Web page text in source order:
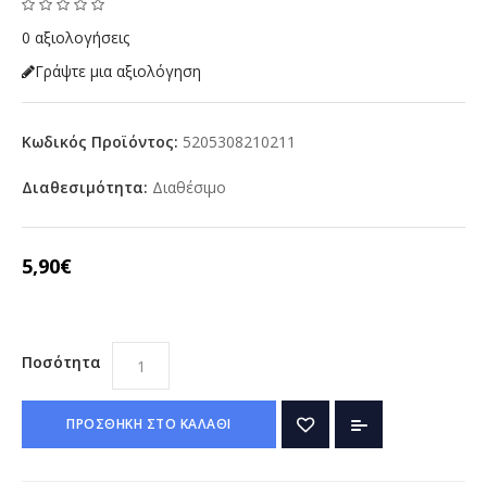
0 αξιολογήσεις
Γράψτε μια αξιολόγηση
Κωδικός Προϊόντος: 5205308210211
Διαθεσιμότητα: Διαθέσιμο
5,90€
Ποσότητα
ΠΡΟΣΘΗΚΗ ΣΤΟ ΚΑΛΑΘΙ